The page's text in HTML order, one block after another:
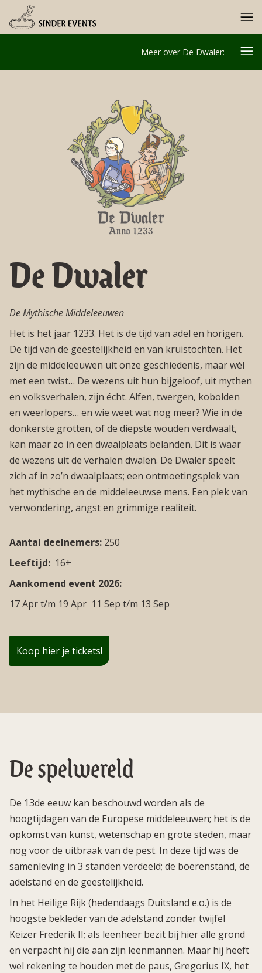
Meer over De Dwaler:
De Dwaler
De Mythische Middeleeuwen
Het is het jaar 1233. Het is de tijd van adel en horigen.
De tijd van de geestelijkheid en van kruistochten. Het
zijn de middeleeuwen uit onze geschiedenis, maar wél
met een twist… De wezens uit hun bijgeloof, uit mythen
en volksverhalen, zijn écht. Alfen, twergen, kobolden
en weerlopers… en wie weet wat nog meer? Wie in de
donkerste grotten, of de diepste wouden verdwaalt,
kan maar zo in een dwaalplaats belanden. Dit is waar
de wezens uit de verhalen dwalen. De Dwaler speelt
zich af in zo’n dwaalplaats; een ontmoetingsplek van
het mythische en de middeleeuwse mens. Een plek van
verwondering, angst en grimmige realiteit.
Aantal deelnemers: 250
Leeftijd: 16+
Aankomend event 2026:
17 Aprt/m 19 Apr 11 Sep t/m 13 Sep
Koop hier je tickets!
De spelwereld
De 13de eeuw kan beschouwd worden als de
hoogtijdagen van de Europese middeleeuwen; het is de
opkomst van kunst, wetenschap en grote steden, maar
nog voor de uitbraak van de pest. In deze tijd was de
samenleving in 3 standen verdeeld; de boerenstand, de
adelstand en de geestelijkheid.
In het Heilige Rijk (hedendaags Duitsland e.o.) is de
hoogste bekleder van de adelstand zonder twijfel
Keizer Frederik II; als leenheer bezit bij hier alle grond
en verpacht hij die aan zijn leenmannen. Maar hij heeft
wel rekening te houden met de paus, Gregorius IX, het